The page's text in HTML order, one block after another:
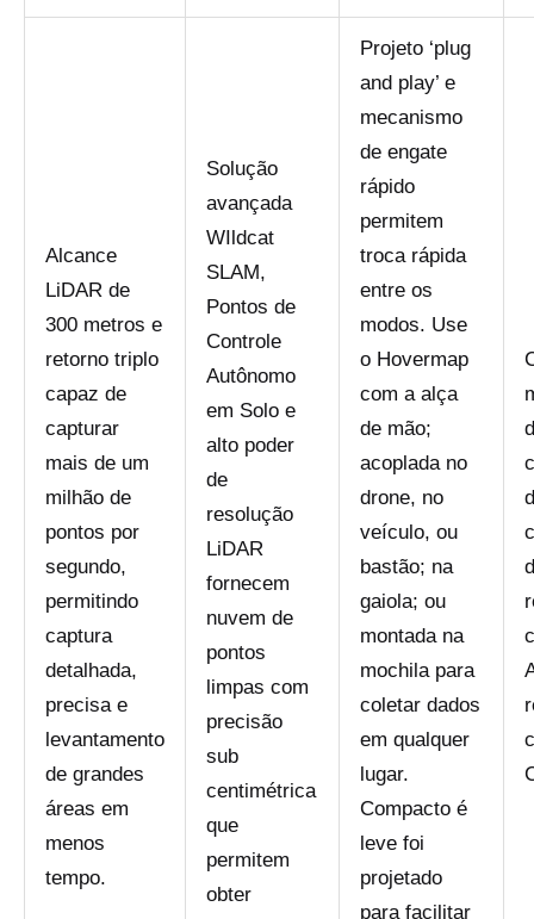
Alcance
LiDAR de
300 metros e
retorno triplo
capaz de
capturar
mais de um
milhão de
pontos por
segundo,
permitindo
captura
detalhada,
precisa e
levantamento
de grandes
áreas em
menos
tempo.
Solução
avançada
WIldcat
SLAM,
Pontos de
Controle
Autônomo
em Solo e
alto poder
de
resolução
LiDAR
fornecem
nuvem de
pontos
limpas com
precisão
sub
centimétrica
que
permitem
obter
Projeto ‘plug
and play’ e
mecanismo
de engate
rápido
permitem
troca rápida
entre os
modos. Use
o Hovermap
com a alça
de mão;
acoplada no
drone, no
veículo, ou
bastão; na
gaiola; ou
montada na
mochila para
coletar dados
em qualquer
lugar.
Compacto é
leve foi
projetado
para facilitar